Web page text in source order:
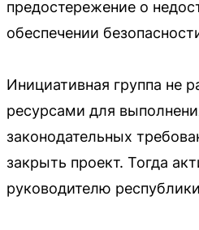
предостережение о
обеспечении
Инициативная группа не
ресурсами для
законодательных
закрыть проект. Тогда
руководителю